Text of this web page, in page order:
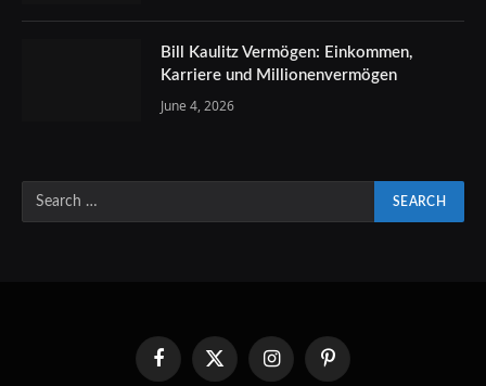
Bill Kaulitz Vermögen: Einkommen,
Karriere und Millionenvermögen
June 4, 2026
FacebookX
InstagramPinterest